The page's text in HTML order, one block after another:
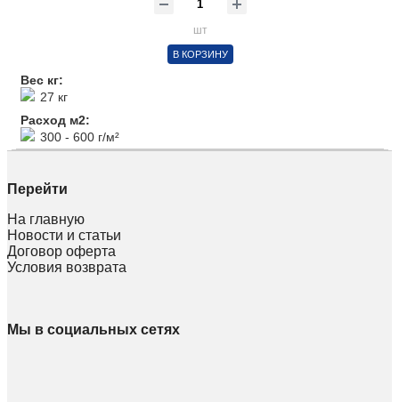
шт
В КОРЗИНУ
Вес кг:
27 кг
Расход м2:
300 - 600 г/м²
Перейти
На главную
Новости и статьи
Договор оферта
Условия возврата
Мы в социальных сетях